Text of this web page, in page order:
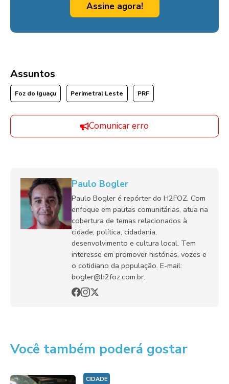
Assine agora!
Assuntos
Foz do Iguaçu Perimetral Leste PRF
Comunicar erro
Paulo Bogler
Paulo Bogler é repórter do H2FOZ. Com
enfoque em pautas comunitárias, atua na
cobertura de temas relacionados à
cidade, política, cidadania,
desenvolvimento e cultura local. Tem
interesse em promover histórias, vozes e
o cotidiano da população. E-mail:
bogler@h2foz.com.br.
Você também poderá gostar
CIDADE